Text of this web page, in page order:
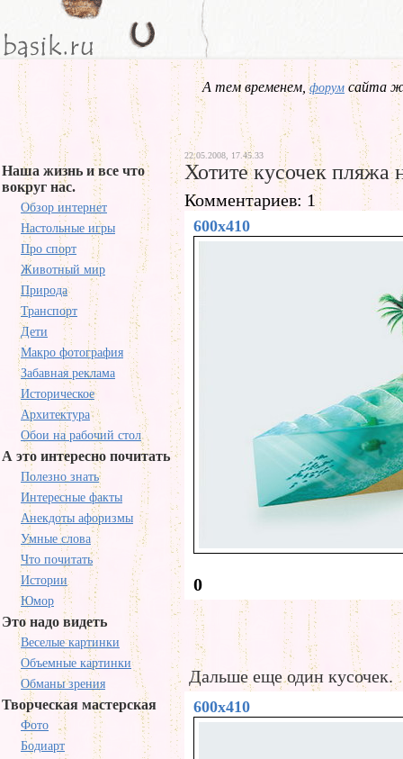
А тем временем,форум сайта
Наша жизнь и все что
вокруг нас.
Обзор интернет
Настольные игры
Про спорт
Животный мир
Природа
Транспорт
Дети
Макро фотография
Забавная реклама
Историческое
Архитектура
Обои на рабочий стол
А это интересно почитать
Полезно знать
Интересные факты
Анекдоты афоризмы
Умные слова
Что почитать
Истории
Юмор
Это надо видеть
Веселые картинки
Объемные картинки
Обманы зрения
Творческая мастерская
Фото
Бодиарт
22.05.2008, 17.45.33
Хотите кусочек пляжа
Комментариев: 1
600x410
0
Дальше еще один кусочек.
600x410